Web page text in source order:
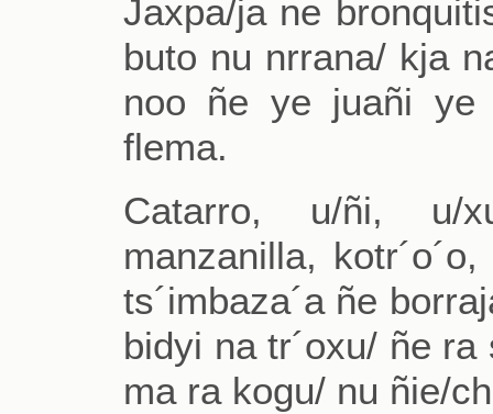
Jaxpa/ja ne
buto nu nrrana/ kja
noo ñe ye juañi ye
flema.
Catarro, u/ñi, u/
manzanilla,
ts´imbaza´a ñe
bidyi na tr´oxu/ ñe
ma ra kogu/ nu ñie/